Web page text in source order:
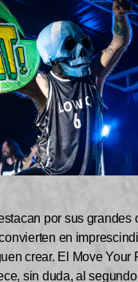
por sus grandes
en
crear. El Move Your
sin duda, al